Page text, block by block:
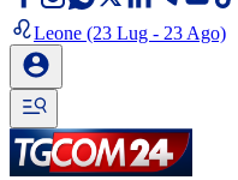
Leone (23 Lug - 23 Ago)